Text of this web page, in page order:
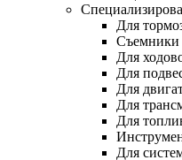
Для
Съемники
Для
Для
Для
Для
Для
Для